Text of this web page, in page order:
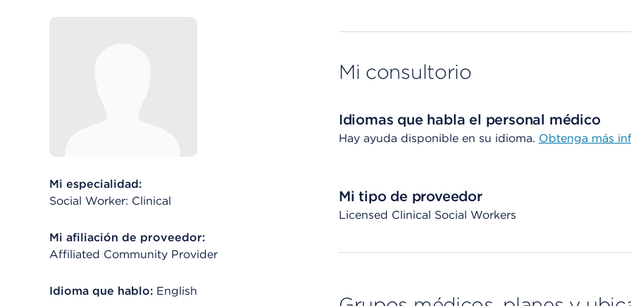
Mi especialidad:
Social Worker: Clinical
Mi afiliación de proveedor:
Affiliated Community Provider
Idioma que hablo: English
Mi consultorio
Idiomas que habla el personal médico
Hay ayuda disponible en su idioma. Obtenga más
Mi tipo de proveedor
Licensed Clinical Social Workers